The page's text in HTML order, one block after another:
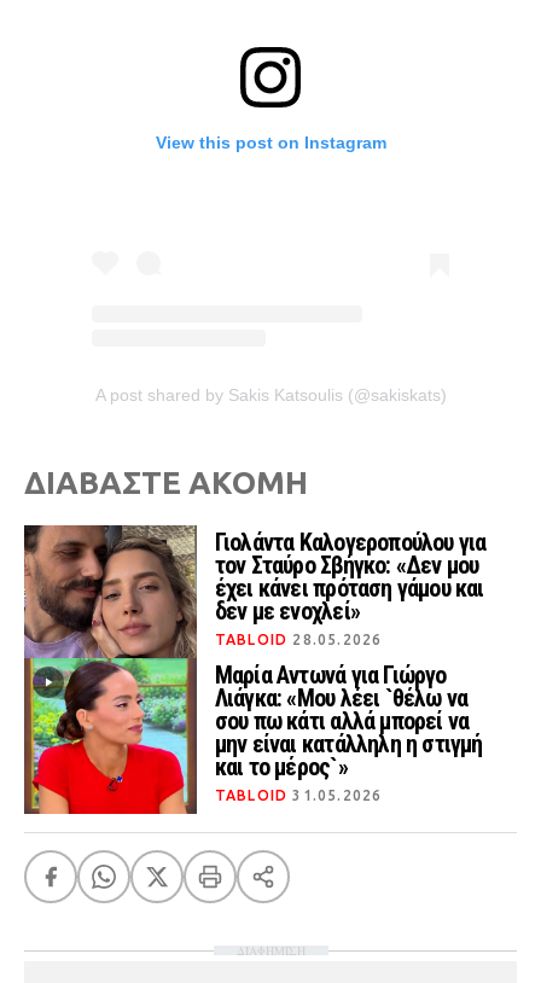
View this post on Instagram
A post shared by Sakis Katsoulis (@sakiskats)
ΔΙΑΒΑΣΤΕ ΑΚΟΜΗ
Γιολάντα Καλογεροπούλου για
τον Σταύρο Σβήγκο: «Δεν μου
έχει κάνει πρόταση γάμου και
δεν με ενοχλεί»
TABLOID 28.05.2026
Μαρία Αντωνά για Γιώργο
Λιάγκα: «Μου λέει `θέλω να
σου πω κάτι αλλά μπορεί να
μην είναι κατάλληλη η στιγμή
και το μέρος`»
TABLOID 31.05.2026
ΔΙΑΦΗΜΙΣΗ